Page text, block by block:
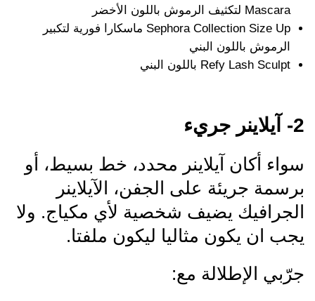
Mascara لتكثيف الرموش باللون الأخضر
Sephora Collection Size Up ماسكارا فورية لتكبير
الرموش باللون البني
Refy Lash Sculpt باللون البني
2- آيلاينر جريء
سواء أكان آيلاينر محدد، خط بسيط، أو
برسمة جريئة على الجفن، الآيلاينر
الجرافيك يضيف شخصية لأي مكياج. ولا
يجب ان يكون مثاليا ليكون ملفتا.
جرّبي الإطلالة مع: